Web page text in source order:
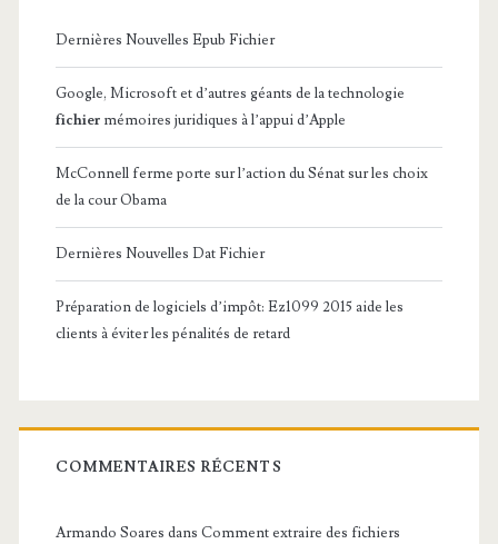
Dernières Nouvelles Epub Fichier
Google, Microsoft et d’autres géants de la technologie
fichier mémoires juridiques à l’appui d’Apple
McConnell ferme porte sur l’action du Sénat sur les choix
de la cour Obama
Dernières Nouvelles Dat Fichier
Préparation de logiciels d’impôt: Ez1099 2015 aide les
clients à éviter les pénalités de retard
COMMENTAIRES RÉCENTS
Armando Soares dans Comment extraire des fichiers